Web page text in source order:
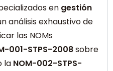
en gestión
análisis exhaustivo de
las NOMs
001-STPS-2008sobre
la NOM-002-STPS-